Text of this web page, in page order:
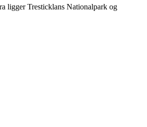
ligger Tresticklans Nationalpark og